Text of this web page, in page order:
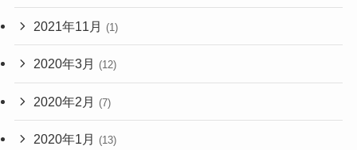
2021年11月 (1)
2020年3月 (12)
2020年2月 (7)
2020年1月 (13)